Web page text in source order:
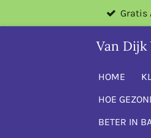
Gratis
Van Dijk
HOME
HOE
BETER IN